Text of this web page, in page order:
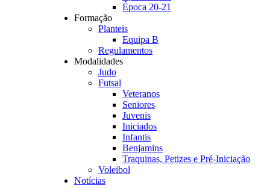
Época 20-21
Formação
Planteis
Equipa B
Regulamentos
Modalidades
Judo
Futsal
Veteranos
Seniores
Juvenis
Iniciados
Infantis
Benjamins
Traquinas, Petizes e Pré-Iniciação
Voleibol
Notícias